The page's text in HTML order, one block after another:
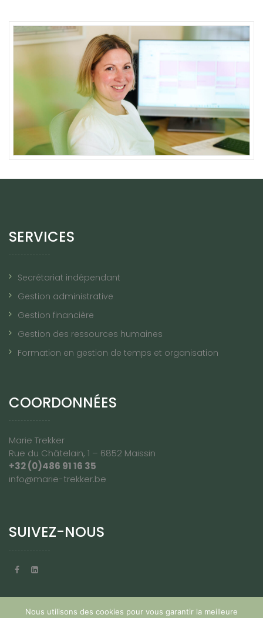
SERVICES
Secrétariat indépendant
Gestion administrative
Gestion financière
Gestion des ressources humaines
Formation en gestion de temps et organisation
COORDONNÉES
Marie Trekker
Rue du Châtelain, 1 – 6852 Maissin
+32 (0)486 91 16 35
info@marie-trekker.be
SUIVEZ-NOUS
Nous utilisons des cookies pour vous garantir la meilleure